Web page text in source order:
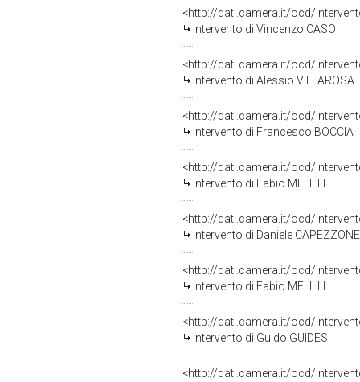
<http://dati.camera.it/ocd/
intervento di Vincenzo CASO
<http://dati.camera.it/ocd/
intervento di Alessio VILLAROSA
<http://dati.camera.it/ocd/
intervento di Francesco BOCCIA
<http://dati.camera.it/ocd/
intervento di Fabio MELILLI
<http://dati.camera.it/ocd/
intervento di Daniele CAPEZZONE
<http://dati.camera.it/ocd/
intervento di Fabio MELILLI
<http://dati.camera.it/ocd/
intervento di Guido GUIDESI
<http://dati.camera.it/ocd/